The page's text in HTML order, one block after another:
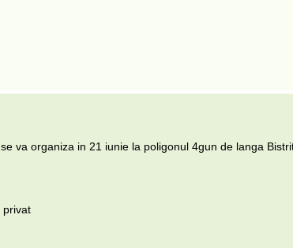
va organiza in 21 iunie la poligonul 4gun de langa
privat